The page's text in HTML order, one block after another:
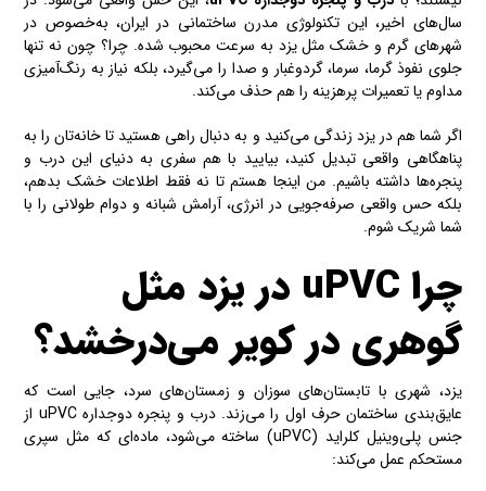
سال‌های اخیر، این تکنولوژی مدرن ساختمانی در ایران، به‌خصوص در
شهرهای گرم و خشک مثل یزد به سرعت محبوب شده. چرا؟ چون نه تنها
جلوی نفوذ گرما، سرما، گردوغبار و صدا را می‌گیرد، بلکه نیاز به رنگ‌آمیزی
مداوم یا تعمیرات پرهزینه را هم حذف می‌کند.
اگر شما هم در یزد زندگی می‌کنید و به دنبال راهی هستید تا خانه‌تان را به
پناهگاهی واقعی تبدیل کنید، بیایید با هم سفری به دنیای این درب و
پنجره‌ها داشته باشیم. من اینجا هستم تا نه فقط اطلاعات خشک بدهم،
بلکه حس واقعی صرفه‌جویی در انرژی، آرامش شبانه و دوام طولانی را با
شما شریک شوم.
چرا uPVC در یزد مثل
گوهری در کویر می‌درخشد؟
یزد، شهری با تابستان‌های سوزان و زمستان‌های سرد، جایی است که
عایق‌بندی ساختمان حرف اول را می‌زند. درب و پنجره دوجداره uPVC از
جنس پلی‌وینیل کلراید (uPVC) ساخته می‌شود، ماده‌ای که مثل سپری
مستحکم عمل می‌کند: